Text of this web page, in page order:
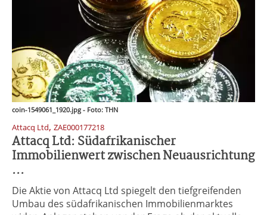
coin-1549061_1920.jpg - Foto: THN
Attacq Ltd, ZAE000177218
Attacq Ltd: Südafrikanischer
Immobilienwert zwischen Neuausrichtung
...
Die Aktie von Attacq Ltd spiegelt den tiefgreifenden
Umbau des südafrikanischen Immobilienmarktes